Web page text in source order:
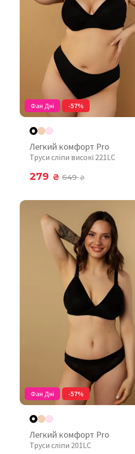
Фан Дні -57%
Легкий комфорт Pro
Труси сліпи високі 221LC
279 ₴ 649₴
Фан Дні -57%
Легкий комфорт Pro
Труси сліпи 201LC